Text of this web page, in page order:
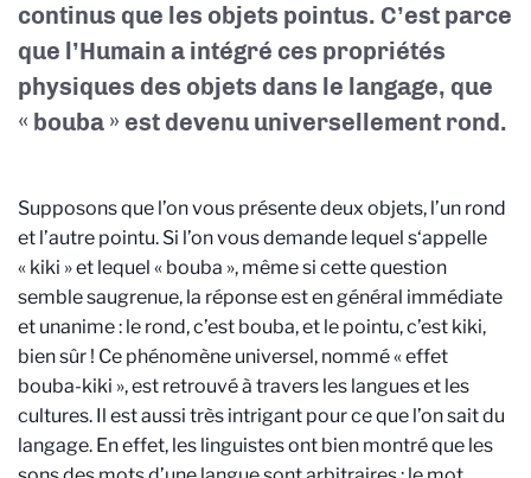
continus que les objets pointus. C’est parce
que l’Humain a intégré ces propriétés
physiques des objets dans le langage, que
« bouba » est devenu universellement rond.
Supposons que l’on vous présente deux objets, l’un rond
et l’autre pointu. Si l’on vous demande lequel s‘appelle
« kiki » et lequel « bouba », même si cette question
semble saugrenue, la réponse est en général immédiate
et unanime : le rond, c’est bouba, et le pointu, c’est kiki,
bien sûr ! Ce phénomène universel, nommé « effet
bouba-kiki »,est retrouvéà travers les langues et les
cultures. Il est aussi très intrigant pour ce que l’on sait du
langage. En effet, les linguistes ont bien montré que les